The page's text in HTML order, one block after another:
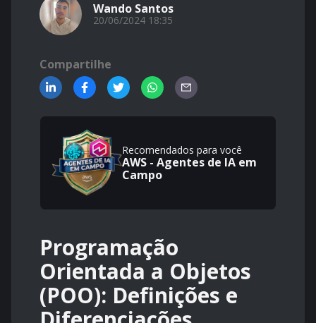
Wando Santos
20/06/2024 18:35
Compartilhe
Recomendados para você
AWS - Agentes de IA em
Campo
Programação
Orientada a Objetos
(POO): Definições e